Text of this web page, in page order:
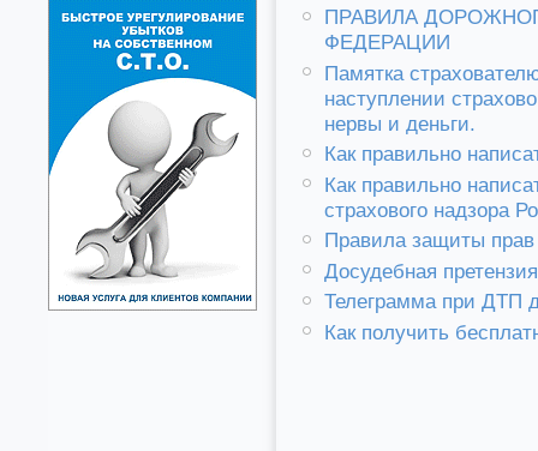
ПРАВИЛА
ФЕДЕРАЦИИ
Памятка
наступлении
нервы и деньги.
Как правильно
Как правильно
страхового надзора
Правила защиты
Досудебная
Телеграмма при ДТП
Как получить